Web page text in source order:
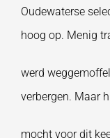
Oudewaterse
hoog op. Menig
werd
verbergen. Maar
mocht voor dit